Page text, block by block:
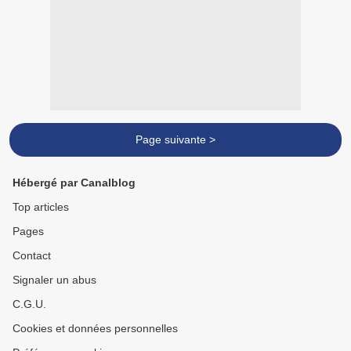
Page suivante >
Hébergé par Canalblog
Top articles
Pages
Contact
Signaler un abus
C.G.U.
Cookies et données personnelles